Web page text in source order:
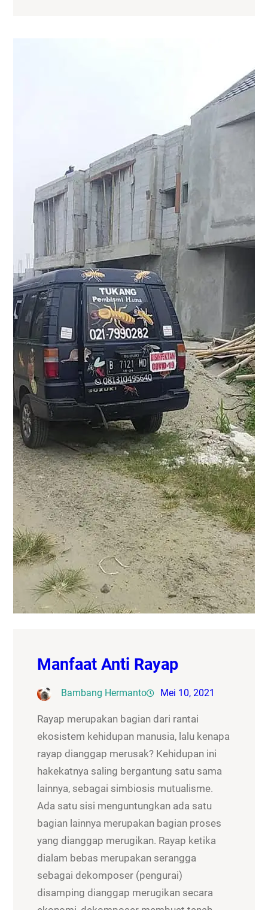
Manfaat Anti Rayap
Bambang Hermanto Mei 10, 2021
Rayap merupakan bagian dari rantai
ekosistem kehidupan manusia, lalu kenapa
rayap dianggap merusak? Kehidupan ini
hakekatnya saling bergantung satu sama
lainnya, sebagai simbiosis mutualisme.
Ada satu sisi menguntungkan ada satu
bagian lainnya merupakan bagian proses
yang dianggap merugikan. Rayap ketika
dialam bebas merupakan serangga
sebagai dekomposer (pengurai)
disamping dianggap merugikan secara